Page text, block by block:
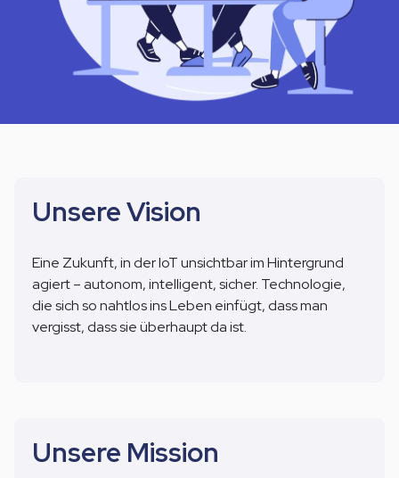
Unsere Vision
Eine Zukunft, in derIoTunsichtbarimHintergrund
agiert–autonom,intelligent,sicher. Technologie,
diesichsonahtlosinsLeben einfügt, dassman
vergisst, dasssieüberhauptdaist.
Unsere Mission